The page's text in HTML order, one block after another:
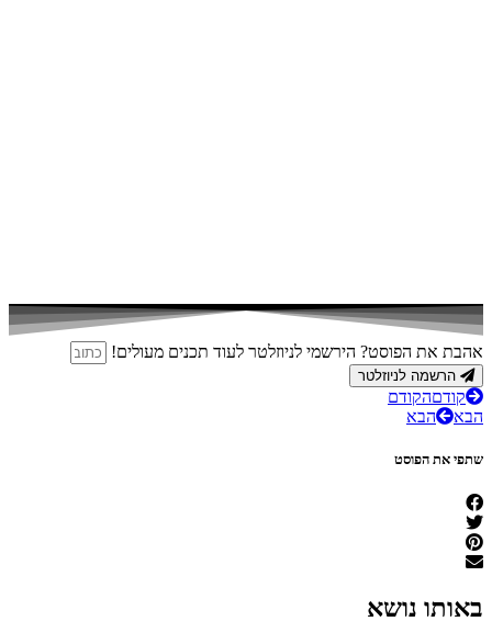
אהבת את הפוסט? הירשמי לניוזלטר לעוד תכנים מעולים!
הרשמה לניוזלטר
קודםהקודם
הבא
הבא
שתפי את הפוסט
באותו נושא